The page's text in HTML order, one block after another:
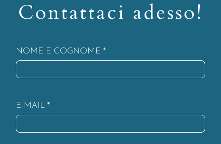
Contattaci adesso!
NOME E COGNOME *
E-MAIL *